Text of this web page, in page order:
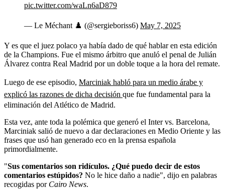
pic.twitter.com/waLn6aD879
— Le Méchant ♟️ (@sergieboriss6) May 7, 2025
Y es que el juez polaco ya había dado de qué hablar en esta edición
de la Champions. Fue el mismo árbitro que anuló el penal de Julián
Álvarez contra Real Madrid por un doble toque a la hora del remate.
Luego de ese episodio, Marciniak habló para un medio árabe y
explicó las razones de dicha decisión que fue fundamental para la
eliminación del Atlético de Madrid.
Esta vez, ante toda la polémica que generó el Inter vs. Barcelona,
Marciniak salió de nuevo a dar declaraciones en Medio Oriente y las
frases que usó han generado eco en la prensa española
primordialmente.
"Sus comentarios son ridículos. ¿Qué puedo decir de estos
comentarios estúpidos? No le hice daño a nadie", dijo en palabras
recogidas por Cairo News.